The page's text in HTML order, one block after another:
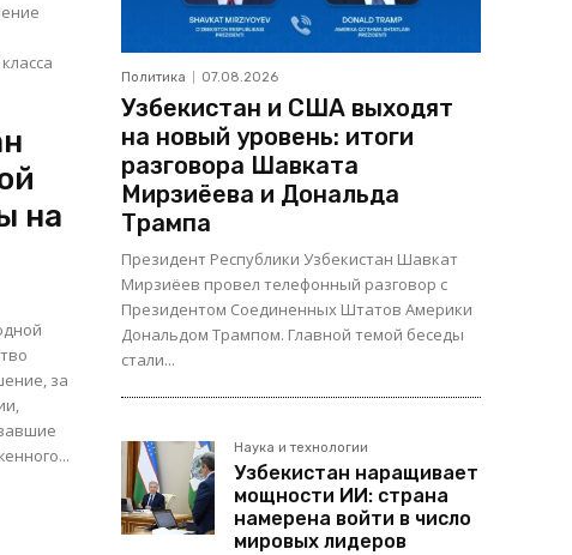
на
за
Политика 07.08.2026
Узбекистан и США выходят
на новый уровень: итоги
разговора Шавката
Мирзиёева и Дональда
Трампа
Президент Республики Узбекистан Шавкат
Мирзиёев провел телефонный разговор с
Президентом Соединенных Штатов Америки
Дональдом Трампом. Главной темой беседы
стали...
Наука и технологии
Узбекистан наращивает
мощности ИИ: страна
намерена войти в число
мировых лидеров